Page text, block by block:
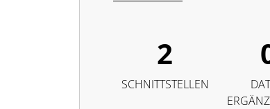
2
SCHNITTSTELLEN